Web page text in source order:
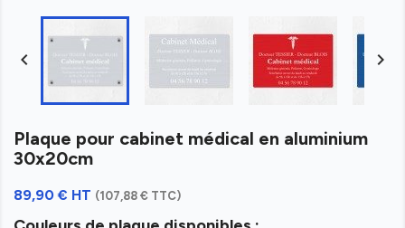
 
Plaque pour cabinet médical en aluminium
30x20cm
89,90 € HT (107,88 € TTC)